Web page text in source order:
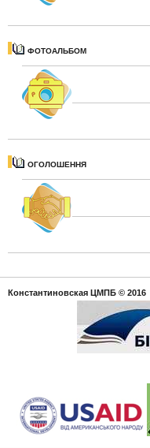
ФОТОАЛЬБОМ
ОГОЛОШЕННЯ
Константиновская ЦМПБ © 2016